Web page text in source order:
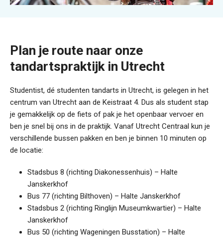
Plan je route naar onze
tandartspraktijk in Utrecht
Studentist, dé studenten tandarts in Utrecht, is gelegen in het
centrum van Utrecht aan de Keistraat 4. Dus als student stap
je gemakkelijk op de fiets of pak je het openbaar vervoer en
ben je snel bij ons in de praktijk. Vanaf Utrecht Centraal kun je
verschillende bussen pakken en ben je binnen 10 minuten op
de locatie:
Stadsbus 8 (richting Diakonessenhuis) – Halte
Janskerkhof
Bus 77 (richting Bilthoven) – Halte Janskerkhof
Stadsbus 2 (richting Ringlijn Museumkwartier) – Halte
Janskerkhof
Bus 50 (richting Wageningen Busstation) – Halte